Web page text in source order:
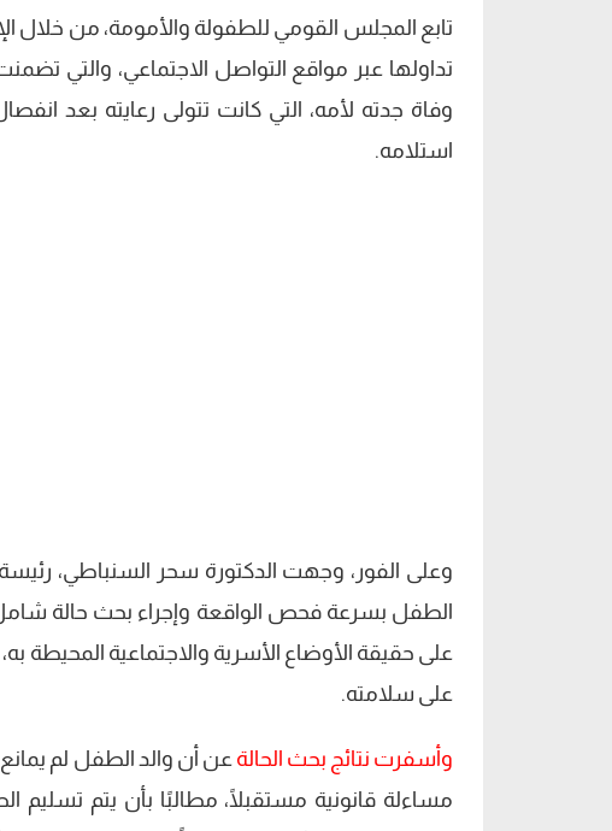
تابع المجلس القومي للطفولة والأمومة، من خلال
تداولها عبر مواقع التواصل الاجتماعي، والتي
وفاة جدته لأمه، التي كانت تتولى رعايته بعد
استلامه.
وعلى الفور، وجهت الدكتورة سحر السنباطي،
الطفل بسرعة فحص الواقعة وإجراء بحث حالة
على حقيقة الأوضاع الأسرية والاجتماعية المحيطة
على سلامته.
وأسفرت نتائج بحث الحالة عن أن والد الطفل لم
مساءلة قانونية مستقبلًا، مطالبًا بأن يتم تسليم